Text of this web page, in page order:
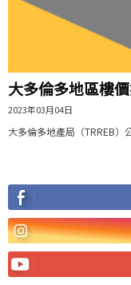
大多倫多地區樓
2023年03月04日
大多倫多地產局（TRREB）